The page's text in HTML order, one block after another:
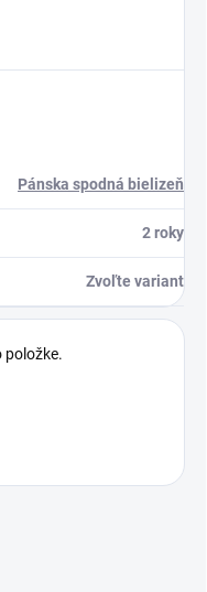
Pánska spodná bielizeň
2 roky
Zvoľte variant
položke.